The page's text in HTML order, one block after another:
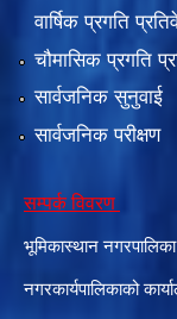
वार्षिक प्रगति
चौमासिक प्रगति
सार्वजनिक सुनुवाई
सार्वजनिक परीक्षण
सम्पर्क विवरण
भूमिकास्थान नगरपालिका
नगरकार्यपालिकाको